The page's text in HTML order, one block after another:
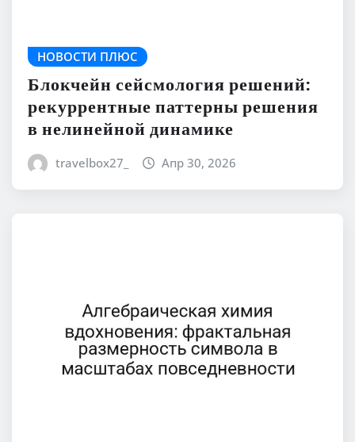
НОВОСТИ ПЛЮС
Блокчейн сейсмология решений:
рекуррентные паттерны решения
в нелинейной динамике
travelbox27_ Апр 30, 2026